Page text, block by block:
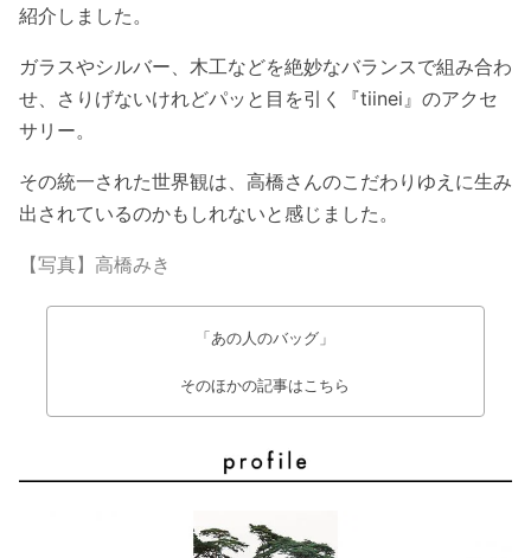
紹介しました。
ガラスやシルバー、木工などを絶妙なバランスで組み合わ
せ、さりげないけれどパッと目を引く『tiinei』のアクセ
サリー。
その統一された世界観は、高橋さんのこだわりゆえに生み
出されているのかもしれないと感じました。
【写真】高橋みき
「あの人のバッグ」
そのほかの記事はこちら